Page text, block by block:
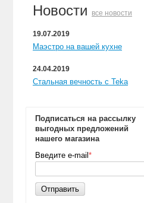
Новости все новости
19.07.2019
Маэстро на вашей кухне
24.04.2019
Стальная вечность с Teka
Подписаться на рассылку
выгодных предложений
нашего магазина
Введите e-mail *
Отправить